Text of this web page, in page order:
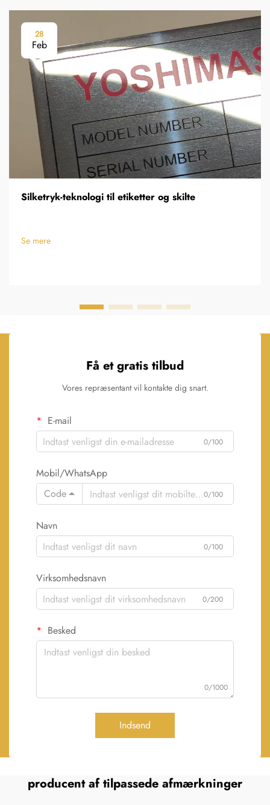
28
Feb
Silketryk-teknologi til etiketter og skilte
Se mere
Få et gratis tilbud
Vores repræsentant vil kontakte dig snart.
E-mail
0/100
Mobil/WhatsApp
Code
0/100
Navn
0/100
Virksomhedsnavn
0/200
Besked
0/1000
Indsend
producent af tilpassede afmærkninger